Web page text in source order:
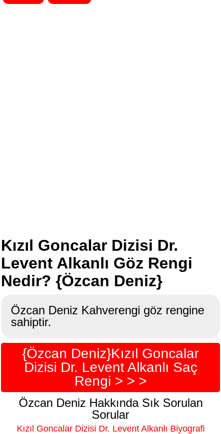
Kızıl Goncalar Dizisi Dr.
Levent Alkanlı Göz Rengi
Nedir? {Özcan Deniz}
Özcan Deniz Kahverengi göz rengine
sahiptir.
{Özcan Deniz}Kızıl Goncalar
Dizisi Dr. Levent Alkanlı Saç
Rengi > > >
Özcan Deniz Hakkında Sık Sorulan
Sorular
Kızıl Goncalar Dizisi Dr. Levent Alkanlı Biyografi